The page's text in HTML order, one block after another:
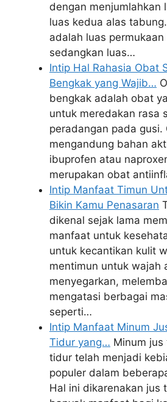
dengan menjumlahkan
luas kedua alas
adalah luas
sedangkan luas…
Intip Hal Rahasia Obat
Bengkak yang Wajib…
bengkak adalah obat
untuk meredakan rasa
peradangan pada gusi.
mengandung bahan
ibuprofen atau
merupakan obat
Intip Manfaat Timun
Bikin Kamu Penasaran
dikenal sejak lama
manfaat untuk
untuk kecantikan kulit
mentimun untuk wajah
menyegarkan,
mengatasi berbagai
seperti…
Intip Manfaat Minum
Tidur yang… Minum
tidur telah menjadi
populer dalam
Hal ini dikarenakan jus